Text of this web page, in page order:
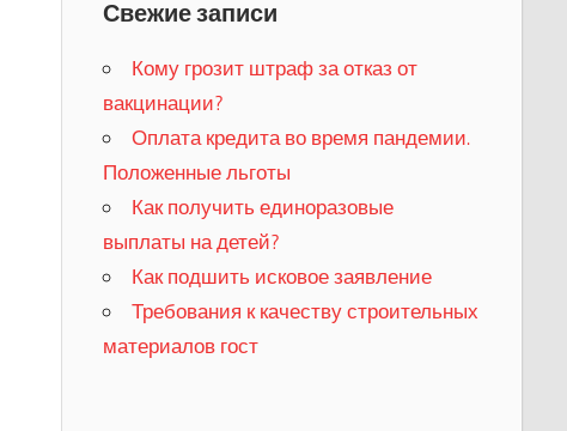
Свежие записи
Кому грозит штраф за отказ от
вакцинации?
​Оплата кредита во время пандемии.
Положенные льготы
​Как получить единоразовые
выплаты на детей?
Как подшить исковое заявление
Требования к качеству строительных
материалов гост